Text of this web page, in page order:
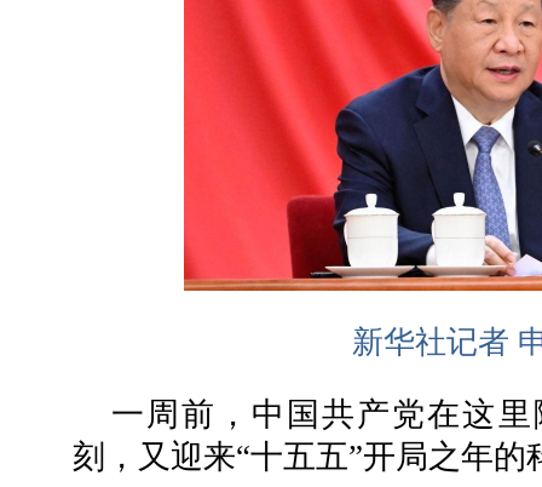
新华社记者
一周前，中国共产党在这
刻，又迎来“十五五”开局之年的